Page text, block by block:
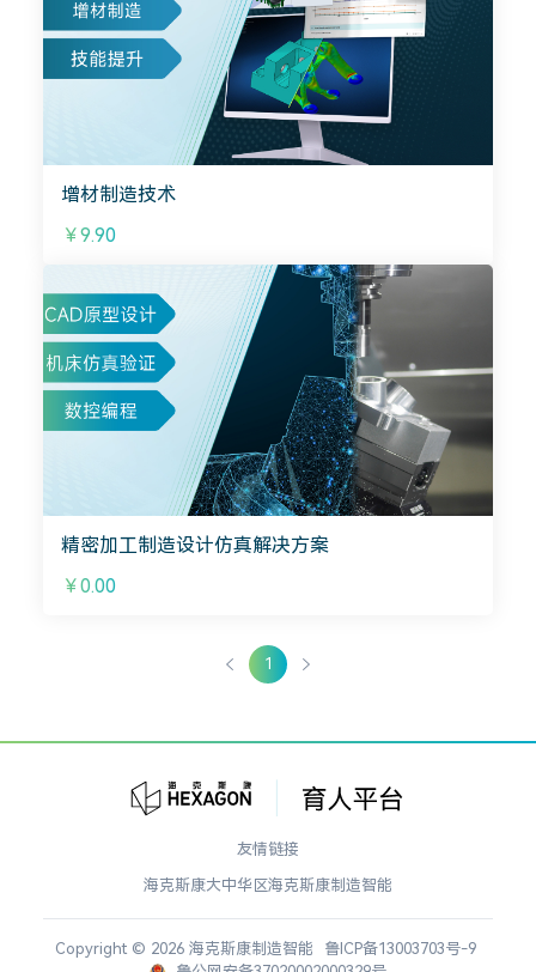
增材制造技术
￥9.90
精密加工制造设计仿真解决方案
￥0.00
1
友情链接
海克斯康大中华区海克斯康制造智能
Copyright © 2026 海克斯康制造智能
鲁ICP备13003703号-9